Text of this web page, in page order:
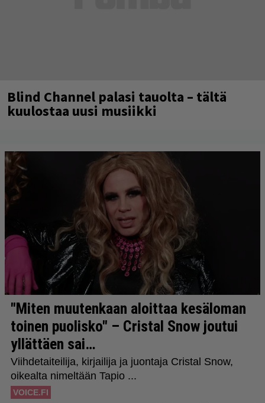
Blind Channel palasi tauolta – tältä
kuulostaa uusi musiikki